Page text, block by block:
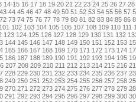
14 15 16 17 18 19 20 21 22 23 24 25 26 27 28
43 44 45 46 47 48 49 50 51 52 53 54 55 56 57
72 73 74 75 76 77 78 79 80 81 82 83 84 85 86
101 102 103 104 105 106 107 108 109 110 111
123 124 125 126 127 128 129 130 131 132
144 145 146 147 148 149 150 151 152 153
165 166 167 168 169 170 171 172 173 174
186 187 188 189 190 191 192 193 194 195
207 208 209 210 211 212 213 214 215 216
228 229 230 231 232 233 234 235 236 237
249 250 251 252 253 254 255 256 257 258
270 271 272 273 274 275 276 277 278 279
291 292 293 294 295 296 297 298 299 300